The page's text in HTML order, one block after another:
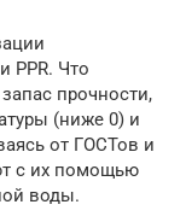
PPR. Что
прочности,
(ниже 0) и
от ГОСТов и
с их помощью
воды.